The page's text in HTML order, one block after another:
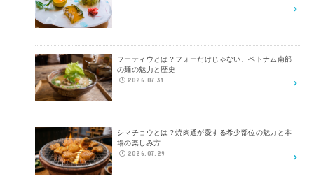
フーティウとは？フォーだけじゃない、ベトナム南部
の麺の魅力と歴史
2026.07.31
シマチョウとは？焼肉通が愛する希少部位の魅力と本
場の楽しみ方
2026.07.29